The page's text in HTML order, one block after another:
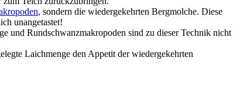
, sondern die wiedergekehrten Bergmolche. Diese
unangetastet!
und Rundschwanzmakropoden sind zu dieser Technik nicht
Laichmenge den Appetit der wiedergekehrten